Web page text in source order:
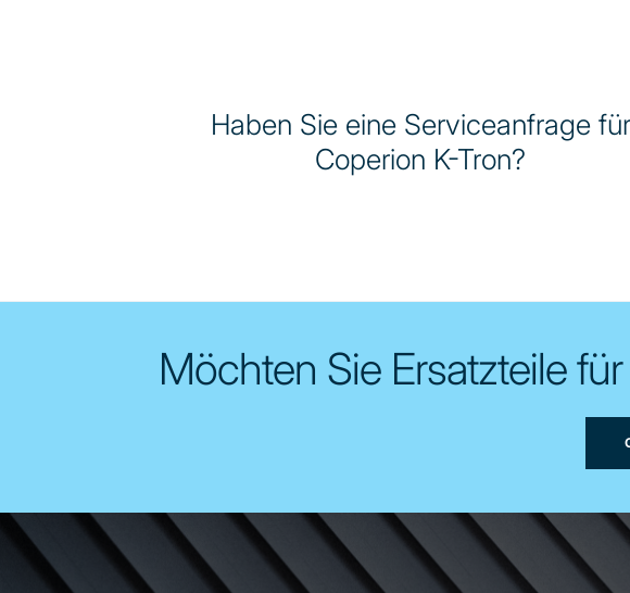
Haben Sie eine Serviceanfrage für
Coperion K-Tron?
Möchten Sie Ersatzteile